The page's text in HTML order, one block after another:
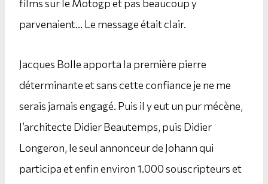
films sur le Motogp et pas beaucoup y
parvenaient… Le message était clair.
Jacques Bolle apporta la première pierre
déterminante et sans cette confiance je ne me
serais jamais engagé. Puis il y eut un pur mécène,
l’architecte Didier Beautemps, puis Didier
Longeron, le seul annonceur de Johann qui
participa et enfin environ 1.000 souscripteurs et